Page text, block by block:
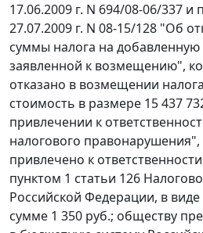
17.06.2009 г. N 694/08-06/337
27.07.2009 г. N 08-15/128 "Об
суммы налога на добавленную
заявленной к возмещению",
отказано в возмещении
стоимость в размере 15 437
привлечении к
налогового
привлечено к
пунктом 1 статьи 126
Российской Федерации, в
сумме 1 350 руб.; обществу